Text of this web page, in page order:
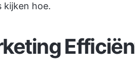
kijken hoe.